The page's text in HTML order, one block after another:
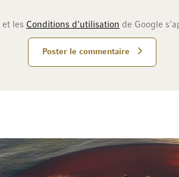
et les Conditions d'utilisation de Google
Poster le commentaire